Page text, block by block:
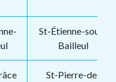
St-Étienne-sous-
Bailleul
St-Pierre-de-